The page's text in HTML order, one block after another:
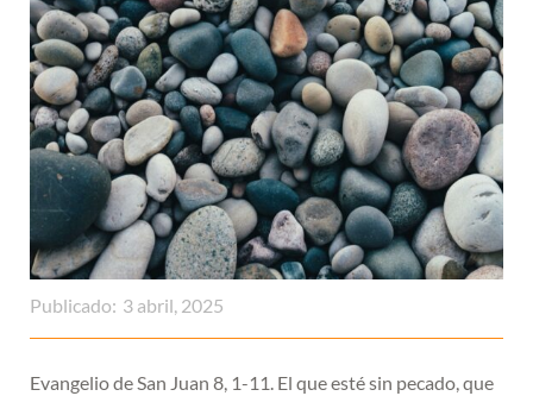
Publicado: 3 abril, 2025
Evangelio de San Juan 8, 1-11. El que esté sin pecado, que